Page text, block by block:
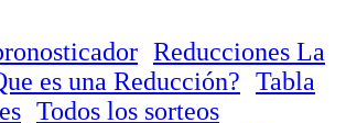
Reducciones La
es una Reducción? Tabla
Todos los sorteos